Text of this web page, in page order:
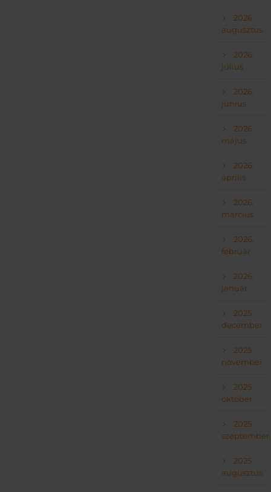
2026.
augusztus
2026.
július
2026.
június
2026.
május
2026.
április
2026.
március
2026.
február
2026.
január
2025.
december
2025.
november
2025.
október
2025.
szeptember
2025.
augusztus